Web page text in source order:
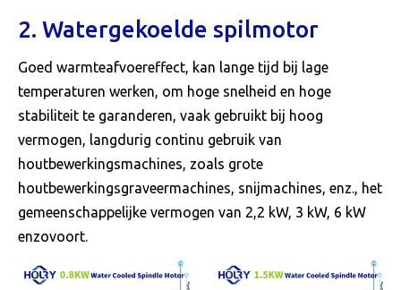
2. Watergekoelde spilmotor
Goed warmteafvoereffect, kan lange tijd bij lage
temperaturen werken, om hoge snelheid en hoge
stabiliteit te garanderen, vaak gebruikt bij hoog
vermogen, langdurig continu gebruik van
houtbewerkingsmachines, zoals grote
houtbewerkingsgraveermachines, snijmachines, enz., het
gemeenschappelijke vermogen van 2,2 kW, 3 kW, 6 kW
enzovoort.